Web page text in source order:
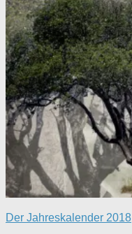
Der Jahreskalender 2018